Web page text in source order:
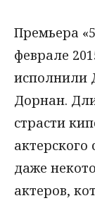
Премьера
феврале
исполнили
Дорнан.
страсти
актерского
даже
актеров,